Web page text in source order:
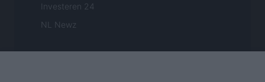
Investeren 24
NL Newz